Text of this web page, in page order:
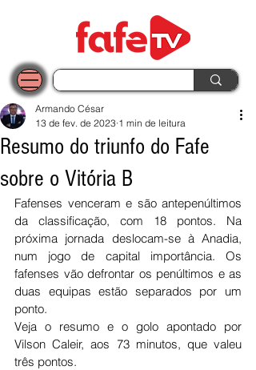
Resumo do triunfo do Fafe
sobre o Vitória B
Armando César
13 de fev. de 2023 1 min de leitura
Fafenses venceram e são antepenúltimos
da classificação, com 18 pontos. Na
próxima jornada deslocam-se à Anadia,
num jogo de capital importância. Os
fafenses vão defrontar os penúltimos e as
duas equipas estão separados por um
ponto.
Veja o resumo e o golo apontado por
Vilson Caleir, aos 73 minutos, que valeu
três pontos.